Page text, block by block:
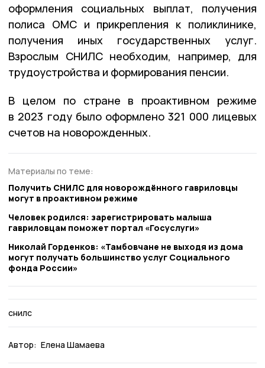
оформления социальных выплат, получения
полиса ОМС и прикрепления к поликлинике,
получения иных государственных услуг.
Взрослым СНИЛС необходим, например, для
трудоустройства и формирования пенсии.
В целом по стране в проактивном режиме
в 2023 году было оформлено 321 000 лицевых
счетов на новорожденных.
Материалы по теме:
Получить СНИЛС для новорождённого гавриловцы
могут в проактивном режиме
Человек родился: зарегистрировать малыша
гавриловцам поможет портал «Госуслуги»
Николай Горденков: «Тамбовчане не выходя из дома
могут получать большинство услуг Социального
фонда России»
снилс
Автор: Елена Шамаева